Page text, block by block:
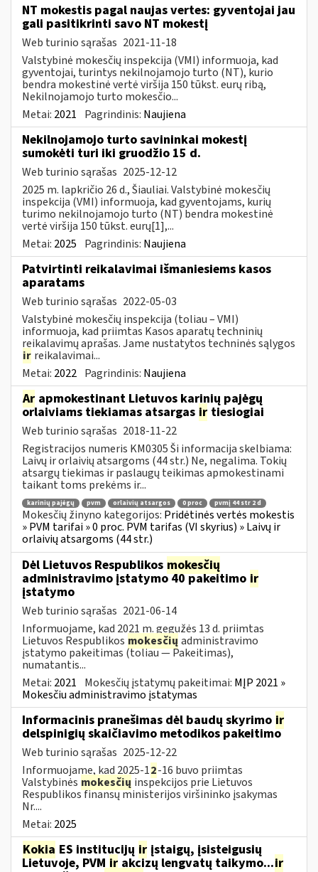
NT mokestis pagal naujas vertes: gyventojai jau
gali pasitikrinti savo NT mokestį
Web turinio sąrašas 2021-11-18
Valstybinė mokesčių inspekcija (VMI) informuoja, kad
gyventojai, turintys nekilnojamojo turto (NT), kurio
bendra mokestinė vertė viršija 150 tūkst. eurų ribą,
Nekilnojamojo turto mokesčio...
Metai: 2021 Pagrindinis: Naujiena
Nekilnojamojo turto savininkai mokestį
sumokėti turi iki gruodžio 15 d.
Web turinio sąrašas 2025-12-12
2025 m. lapkričio 26 d., Šiauliai. Valstybinė mokesčių
inspekcija (VMI) informuoja, kad gyventojams, kurių
turimo nekilnojamojo turto (NT) bendra mokestinė
vertė viršija 150 tūkst. eurų[1],...
Metai: 2025 Pagrindinis: Naujiena
Patvirtinti reikalavimai išmaniesiems kasos
aparatams
Web turinio sąrašas 2022-05-03
Valstybinė mokesčių inspekcija (toliau – VMI)
informuoja, kad priimtas Kasos aparatų techninių
reikalavimų aprašas. Jame nustatytos techninės sąlygos
ir reikalavimai...
Metai: 2022 Pagrindinis: Naujiena
Ar apmokestinant Lietuvos karinių pajėgų
orlaiviams tiekiamas atsargas ir tiesiogiai
Web turinio sąrašas 2018-11-22
Registracijos numeris KM0305 Ši informacija skelbiama:
Laivų ir orlaivių atsargoms (44 str.) Ne, negalima. Tokių
atsargų tiekimas ir paslaugų teikimas apmokestinami
taikant toms prekėms ir...
karinių pajėgų pvm orlaivių atsargos 0 proc pvmį 44 str 2 d
Mokesčių žinyno kategorijos: Pridėtinės vertės mokestis
» PVM tarifai » 0 proc. PVM tarifas (VI skyrius) » Laivų ir
orlaivių atsargoms (44 str.)
Dėl Lietuvos Respublikos mokesčių
administravimo įstatymo 40 pakeitimo ir
įstatymo
Web turinio sąrašas 2021-06-14
Informuojame, kad 2021 m. gegužės 13 d. priimtas
Lietuvos Respublikos mokesčių administravimo
įstatymo pakeitimas (toliau — Pakeitimas),
numatantis...
Metai: 2021 Mokesčių įstatymų pakeitimai: MĮP 2021 »
Mokesčiu administravimo įstatymas
Informacinis pranešimas dėl baudų skyrimo ir
delspinigių skaičiavimo metodikos pakeitimo
Web turinio sąrašas 2025-12-22
Informuojame, kad 2025-12-16 buvo priimtas
Valstybinės mokesčių inspekcijos prie Lietuvos
Respublikos finansų ministerijos viršininko įsakymas
Nr....
Metai: 2025
Kokia ES institucijų ir įstaigų, įsisteigusių
Lietuvoje, PVM ir akcizų lengvatų taikymo...ir